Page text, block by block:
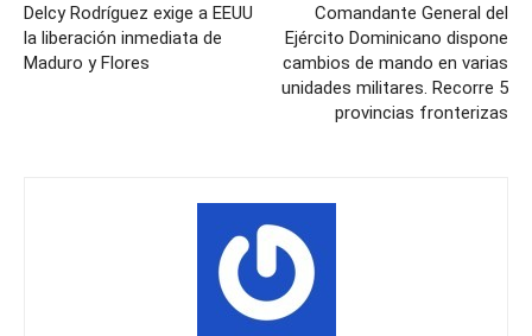
Delcy Rodríguez exige a EEUU
la liberación inmediata de
Maduro y Flores
Comandante General del
Ejército Dominicano dispone
cambios de mando en varias
unidades militares. Recorre 5
provincias fronterizas